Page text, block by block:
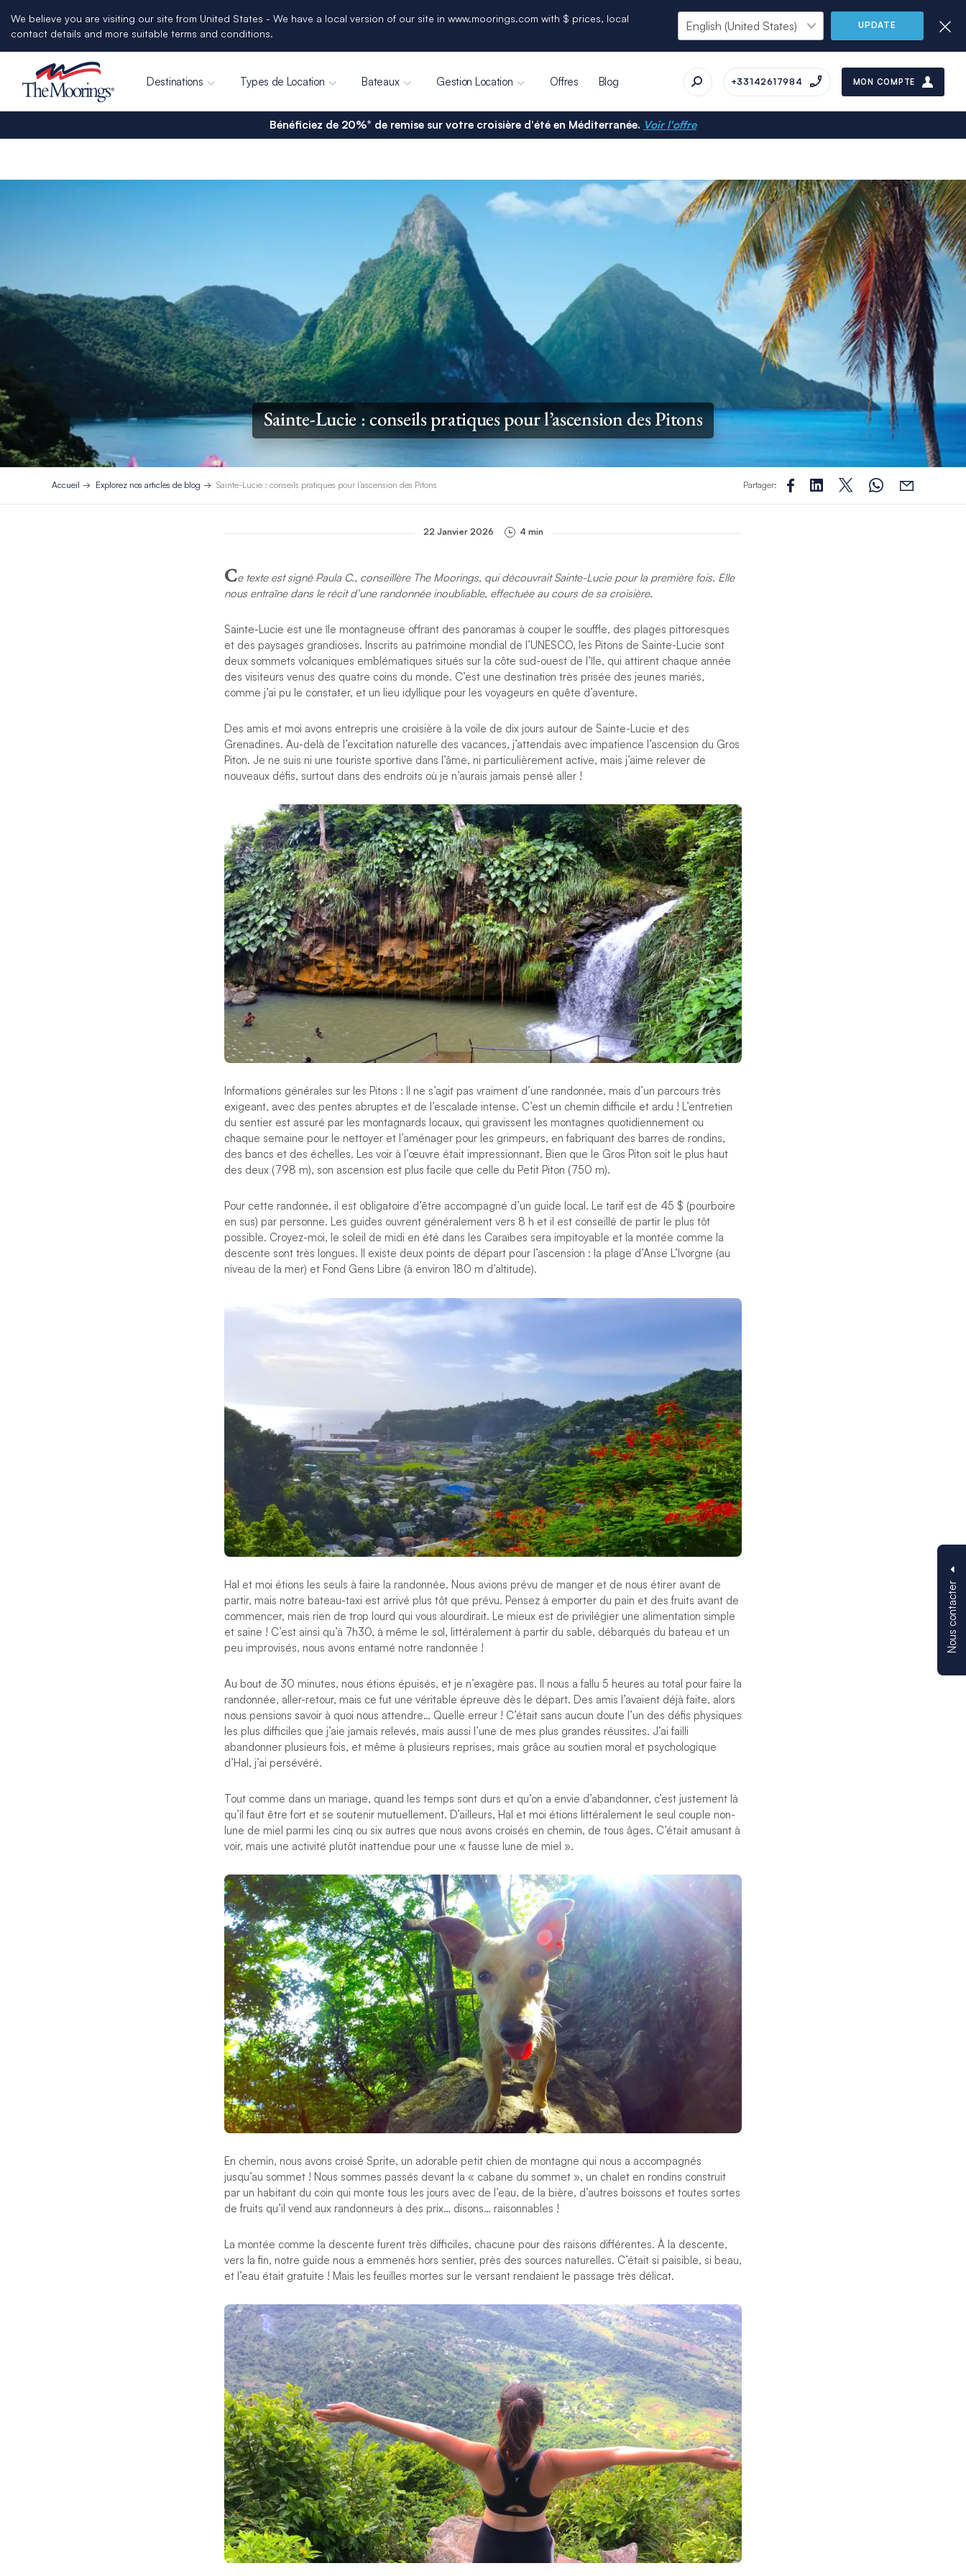
We believe you are visiting our site from United States - We have a local version of our site in www.moorings.com with $ prices, local
contact details and more suitable terms and conditions.
UPDATE
Destinations Types de Location Bateaux Gestion Location Offres Blog +33142617984 MON COMPTE
Nous contacter
Bénéficiez de 20%* de remise sur votre croisière d'été en Méditerranée. Voir l'offre
Sainte-Lucie : conseils pratiques pour l’ascension des Pitons
Accueil Explorez nos articles de blog Sainte-Lucie : conseils pratiques pour l’ascension des Pitons Partager:
22 Janvier 2026 4 min
Ce texte est signé Paula C., conseillère The Moorings, qui découvrait Sainte-Lucie pour la première fois. Elle
nous entraîne dans le récit d’une randonnée inoubliable, effectuée au cours de sa croisière.
Sainte-Lucie est une île montagneuse offrant des panoramas à couper le souffle, des plages pittoresques
et des paysages grandioses. Inscrits au patrimoine mondial de l’UNESCO, les Pitons de Sainte-Lucie sont
deux sommets volcaniques emblématiques situés sur la côte sud-ouest de l’île, qui attirent chaque année
des visiteurs venus des quatre coins du monde. C’est une destination très prisée des jeunes mariés,
comme j’ai pu le constater, et un lieu idyllique pour les voyageurs en quête d’aventure.
Des amis et moi avons entrepris une croisière à la voile de dix jours autour de Sainte-Lucie et des
Grenadines. Au-delà de l’excitation naturelle des vacances, j’attendais avec impatience l’ascension du Gros
Piton. Je ne suis ni une touriste sportive dans l’âme, ni particulièrement active, mais j’aime relever de
nouveaux défis, surtout dans des endroits où je n’aurais jamais pensé aller !
Informations générales sur les Pitons : Il ne s’agit pas vraiment d’une randonnée, mais d’un parcours très
exigeant, avec des pentes abruptes et de l’escalade intense. C’est un chemin difficile et ardu ! L’entretien
du sentier est assuré par les montagnards locaux, qui gravissent les montagnes quotidiennement ou
chaque semaine pour le nettoyer et l’aménager pour les grimpeurs, en fabriquant des barres de rondins,
des bancs et des échelles. Les voir à l’œuvre était impressionnant. Bien que le Gros Piton soit le plus haut
des deux (798 m), son ascension est plus facile que celle du Petit Piton (750 m).
Pour cette randonnée, il est obligatoire d’être accompagné d’un guide local. Le tarif est de 45 $ (pourboire
en sus) par personne. Les guides ouvrent généralement vers 8 h et il est conseillé de partir le plus tôt
possible. Croyez-moi, le soleil de midi en été dans les Caraïbes sera impitoyable et la montée comme la
descente sont très longues. Il existe deux points de départ pour l’ascension : la plage d’Anse L’Ivorgne (au
niveau de la mer) et Fond Gens Libre (à environ 180 m d’altitude).
Hal et moi étions les seuls à faire la randonnée. Nous avions prévu de manger et de nous étirer avant de
partir, mais notre bateau-taxi est arrivé plus tôt que prévu. Pensez à emporter du pain et des fruits avant de
commencer, mais rien de trop lourd qui vous alourdirait. Le mieux est de privilégier une alimentation simple
et saine ! C’est ainsi qu’à 7h30, à même le sol, littéralement à partir du sable, débarqués du bateau et un
peu improvisés, nous avons entamé notre randonnée !
Au bout de 30 minutes, nous étions épuisés, et je n’exagère pas. Il nous a fallu 5 heures au total pour faire la
randonnée, aller-retour, mais ce fut une véritable épreuve dès le départ. Des amis l’avaient déjà faite, alors
nous pensions savoir à quoi nous attendre… Quelle erreur ! C’était sans aucun doute l’un des défis physiques
les plus difficiles que j’aie jamais relevés, mais aussi l’une de mes plus grandes réussites. J’ai failli
abandonner plusieurs fois, et même à plusieurs reprises, mais grâce au soutien moral et psychologique
d’Hal, j’ai persévéré.
Tout comme dans un mariage, quand les temps sont durs et qu’on a envie d’abandonner, c’est justement là
qu’il faut être fort et se soutenir mutuellement. D’ailleurs, Hal et moi étions littéralement le seul couple non-
lune de miel parmi les cinq ou six autres que nous avons croisés en chemin, de tous âges. C’était amusant à
voir, mais une activité plutôt inattendue pour une « fausse lune de miel ».
En chemin, nous avons croisé Sprite, un adorable petit chien de montagne qui nous a accompagnés
jusqu’au sommet ! Nous sommes passés devant la « cabane du sommet », un chalet en rondins construit
par un habitant du coin qui monte tous les jours avec de l’eau, de la bière, d’autres boissons et toutes sortes
de fruits qu’il vend aux randonneurs à des prix… disons… raisonnables !
La montée comme la descente furent très difficiles, chacune pour des raisons différentes. À la descente,
vers la fin, notre guide nous a emmenés hors sentier, près des sources naturelles. C’était si paisible, si beau,
et l’eau était gratuite ! Mais les feuilles mortes sur le versant rendaient le passage très délicat.